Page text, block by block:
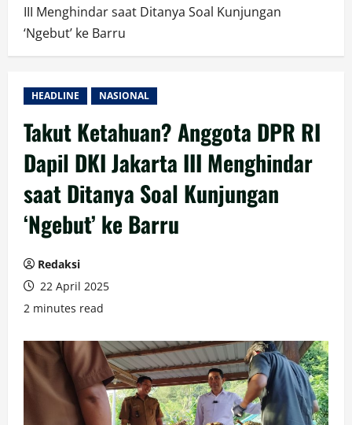
III Menghindar saat Ditanya Soal Kunjungan
‘Ngebut’ ke Barru
HEADLINE NASIONAL
Takut Ketahuan? Anggota DPR RI
Dapil DKI Jakarta III Menghindar
saat Ditanya Soal Kunjungan
‘Ngebut’ ke Barru
Redaksi
22 April 2025
2 minutes read